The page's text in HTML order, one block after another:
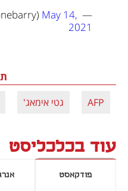
— Barry Malone (@malonebarry)
May 14,
2021
AFP גטי אימאג'
עוד בכלכליסט
פודקאסט